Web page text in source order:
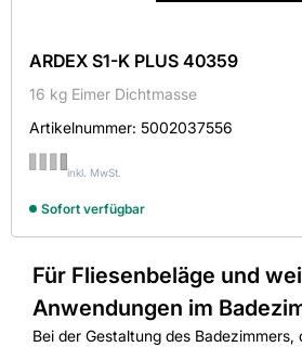
ARDEX S1-K PLUS 40359
16 kg Eimer Dichtmasse
Artikelnummer: 5002037556
inkl. MwSt.
Sofort verfügbar
Für Fliesenbeläge und
Anwendungen im
Bei der Gestaltung des